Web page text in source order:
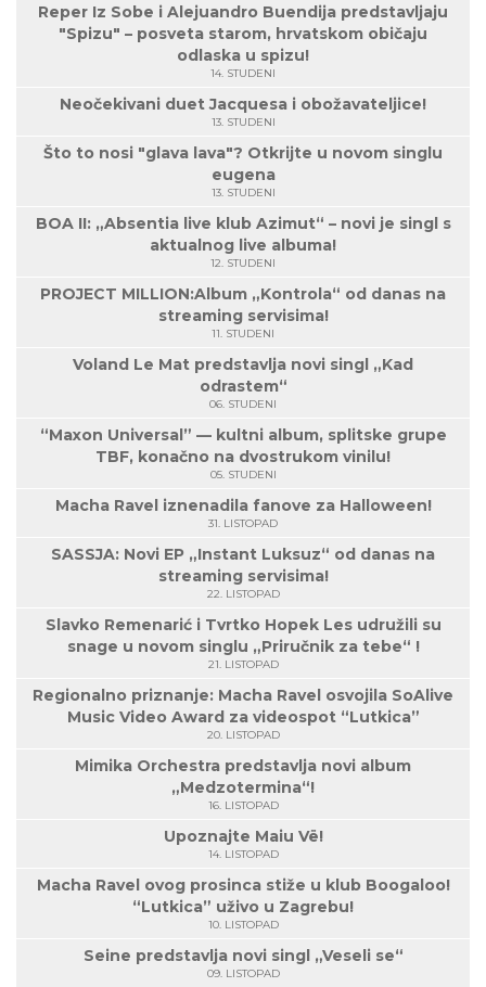
Reper Iz Sobe i Alejuandro Buendija predstavljaju
"Spizu" – posveta starom, hrvatskom običaju
odlaska u spizu!
14. STUDENI
Neočekivani duet Jacquesa i obožavateljice!
13. STUDENI
Što to nosi "glava lava"? Otkrijte u novom singlu
eugena
13. STUDENI
BOA II: „Absentia live klub Azimut“ – novi je singl s
aktualnog live albuma!
12. STUDENI
PROJECT MILLION:Album „Kontrola“ od danas na
streaming servisima!
11. STUDENI
Voland Le Mat predstavlja novi singl „Kad
odrastem“
06. STUDENI
“Maxon Universal” — kultni album, splitske grupe
TBF, konačno na dvostrukom vinilu!
05. STUDENI
Macha Ravel iznenadila fanove za Halloween!
31. LISTOPAD
SASSJA: Novi EP „Instant Luksuz“ od danas na
streaming servisima!
22. LISTOPAD
Slavko Remenarić i Tvrtko Hopek Les udružili su
snage u novom singlu „Priručnik za tebe“ !
21. LISTOPAD
Regionalno priznanje: Macha Ravel osvojila SoAlive
Music Video Award za videospot “Lutkica”
20. LISTOPAD
Mimika Orchestra predstavlja novi album
„Medzotermina“!
16. LISTOPAD
Upoznajte Maiu Vë!
14. LISTOPAD
Macha Ravel ovog prosinca stiže u klub Boogaloo!
“Lutkica” uživo u Zagrebu!
10. LISTOPAD
Seine predstavlja novi singl „Veseli se“
09. LISTOPAD